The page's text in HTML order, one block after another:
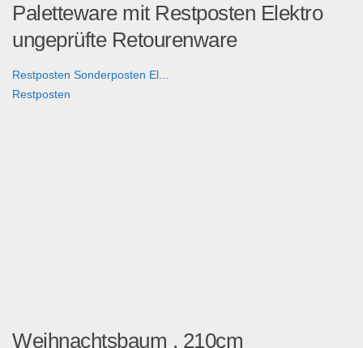
Paletteware mit Restposten Elektro
ungeprüfte Retourenware
Restposten Sonderposten El...
Restposten
Weihnachtsbaum , 210cm